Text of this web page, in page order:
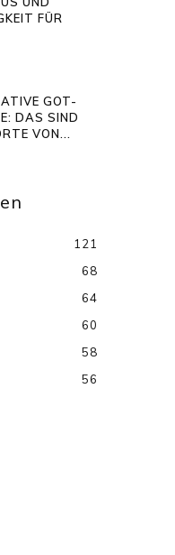
FÜR
GOT-
DAS SIND
VON...
121
68
64
60
58
56